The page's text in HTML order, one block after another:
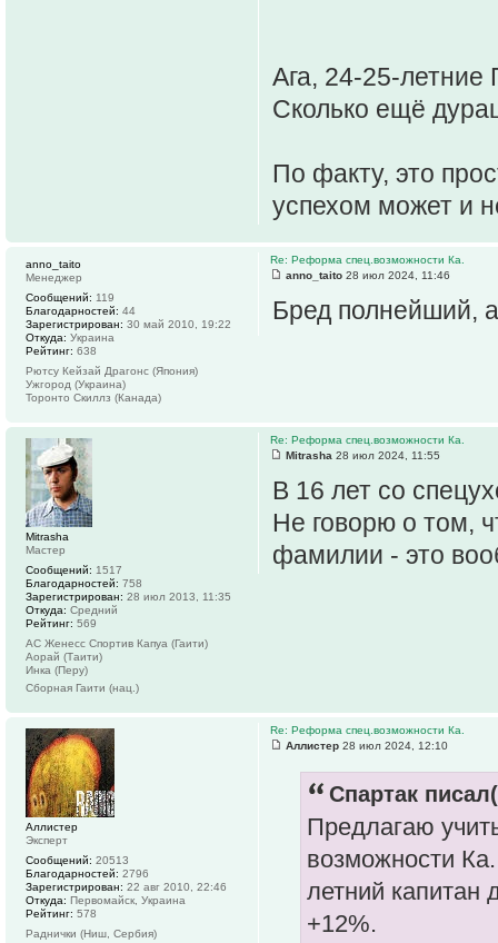
Ага, 24-25-летние
Сколько ещё
По факту, это
успехом может и
Re: Реформа спец.возможности Ка.
anno_taito 28 июл 2024, 11:46
Бред полнейший,
anno_taito
Менеджер
Сообщений: 119
Благодарностей: 44
Зарегистрирован: 30 май 2010, 19:22
Откуда: Украина
Рейтинг: 638
Рютсу Кейзай Драгонс (Япония)
Ужгород (Украина)
Торонто Скиллз (Канада)
Re: Реформа спец.возможности Ка.
Mitrasha 28 июл 2024, 11:55
В 16 лет со
Не говорю о том,
фамилии - это
Mitrasha
Мастер
Сообщений: 1517
Благодарностей: 758
Зарегистрирован: 28 июл 2013, 11:35
Откуда: Средний
Рейтинг: 569
АС Женесс Спортив Капуа (Гаити)
Аорай (Таити)
Инка (Перу)
Сборная Гаити (нац.)
Re: Реформа спец.возможности Ка.
Аллистер 28 июл 2024, 12:10
Спартак
Предлагаю
возможности
летний капитан
+12%.
Аллистер
Эксперт
Сообщений: 20513
Благодарностей: 2796
Зарегистрирован: 22 авг 2010, 22:46
Откуда: Первомайск, Украина
Рейтинг: 578
Раднички (Ниш, Сербия)